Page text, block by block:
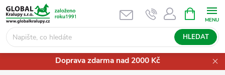
Přejít
na
obsah
HLEDAT
NÁKUPNÍ
KOŠÍK
Doprava zdarma nad 2000 Kč